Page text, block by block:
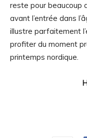
reste pour beaucoup
avant l’entrée dans
illustre parfaitement
profiter du moment
printemps nordique.